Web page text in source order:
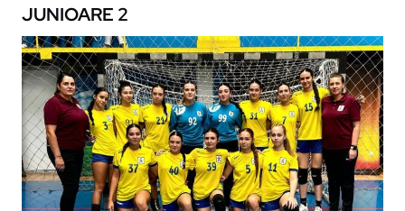
JUNIOARE 2